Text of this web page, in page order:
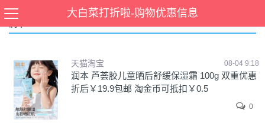
大白菜打折啦-购物优惠信息
天猫淘宝 08-04 9:18
润本 芦荟胶儿童晒后舒缓保湿霜 100g 双重优惠
折后￥19.9包邮 淘金币可抵扣￥0.5
0